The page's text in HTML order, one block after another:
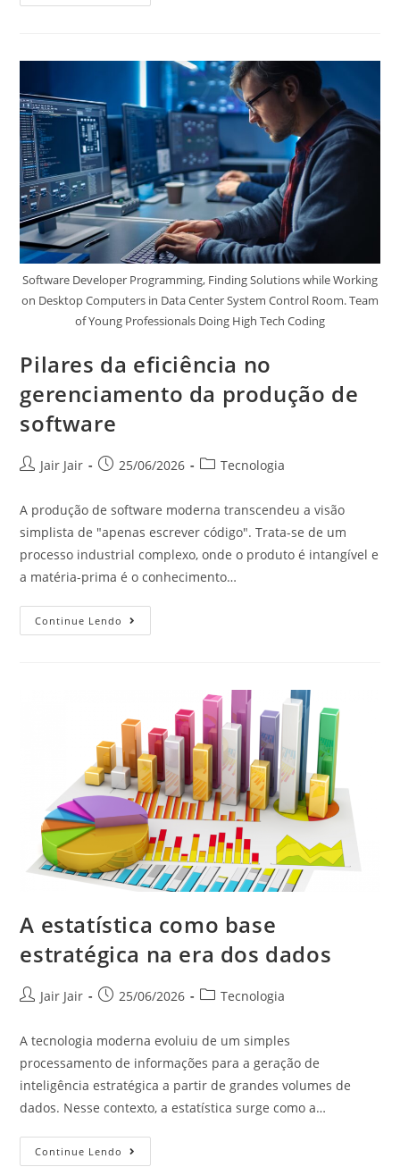
Software Developer Programming, Finding Solutions while Working
on Desktop Computers in Data Center System Control Room. Team
of Young Professionals Doing High Tech Coding
Pilares da eficiência no
gerenciamento da produção de
software
Jair Jair 25/06/2026 Tecnologia
A produção de software moderna transcendeu a visão
simplista de "apenas escrever código". Trata-se de um
processo industrial complexo, onde o produto é intangível e
a matéria-prima é o conhecimento…
Continue Lendo
A estatística como base
estratégica na era dos dados
Jair Jair 25/06/2026 Tecnologia
A tecnologia moderna evoluiu de um simples
processamento de informações para a geração de
inteligência estratégica a partir de grandes volumes de
dados. Nesse contexto, a estatística surge como a…
Continue Lendo